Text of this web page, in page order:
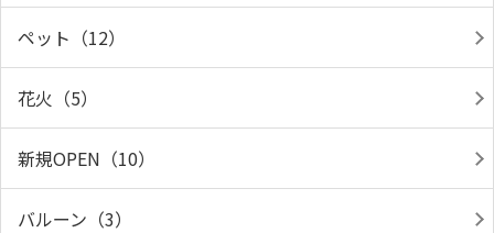
ペット（12）
花火（5）
新規OPEN（10）
バルーン（3）